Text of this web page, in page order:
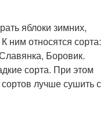
яблоки зимних,
ним относятся сорта:
Боровик.
сорта. При этом
лучше сушить с